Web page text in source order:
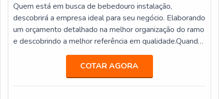
Quem está em busca de bebedouro instalação,
descobrirá a empresa ideal para seu negócio. Elaborando
um orçamento detalhado na melhor organização do ramo
e descobrindo a melhor referência em qualidade.Quando
a temática é bebedouro instalação, com os melhores
profissionais da Veneza Filtros o cliente receberá
precisão com pagamento acessível.MAIS
INFORMAÇÕES INTERESSANTES SOBRE
COTAR AGORA